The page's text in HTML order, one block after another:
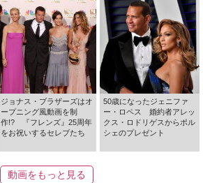
ジョナス・ブラザーズはオ
ープニング風動画を制
作!? 『フレンズ』25周年
をお祝いするセレブたち
50歳になったジェニファ
ー・ロペス 婚約者アレッ
クス・ロドリゲスからポル
シェのプレゼント
動画をもっと見る